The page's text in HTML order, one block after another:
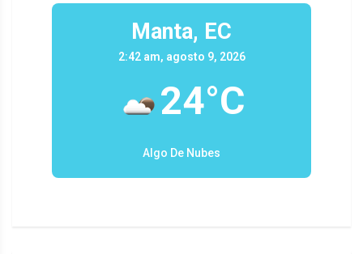
Manta, EC
2:42 am, agosto 9, 2026
24°C
Algo De Nubes